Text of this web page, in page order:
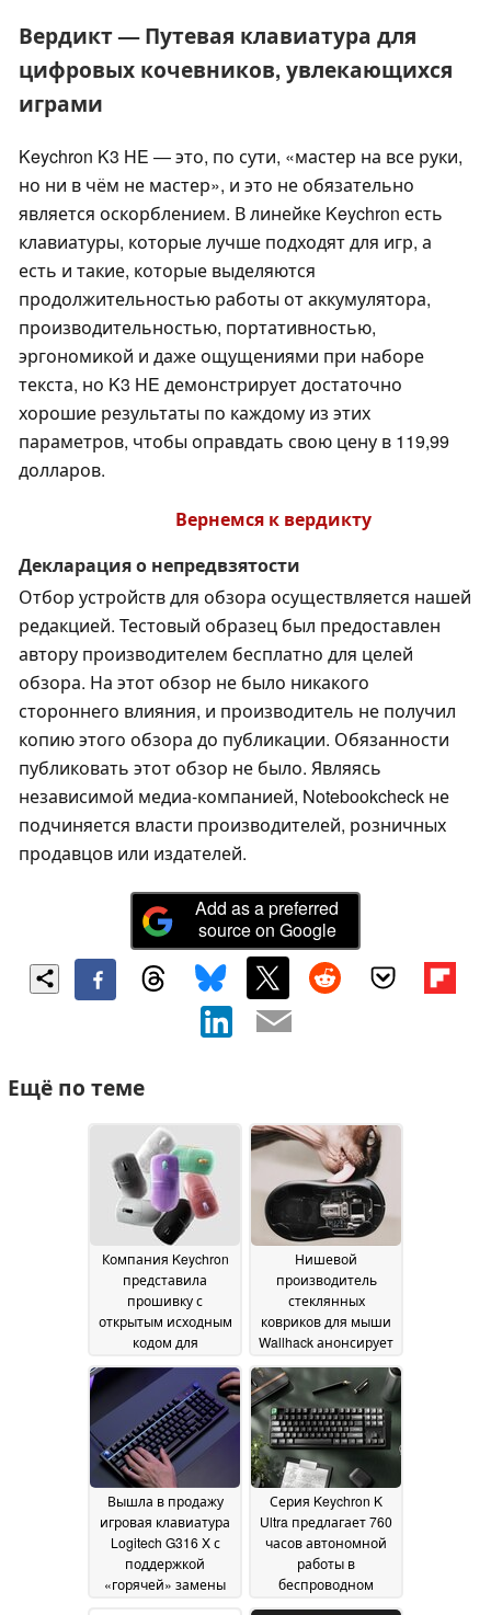
Вердикт — Путевая клавиатура для
цифровых кочевников, увлекающихся
играми
Keychron K3 HE — это, по сути, «мастер на все руки,
но ни в чём не мастер», и это не обязательно
является оскорблением. В линейке Keychron есть
клавиатуры, которые лучше подходят для игр, а
есть и такие, которые выделяются
продолжительностью работы от аккумулятора,
производительностью, портативностью,
эргономикой и даже ощущениями при наборе
текста, но K3 HE демонстрирует достаточно
хорошие результаты по каждому из этих
параметров, чтобы оправдать свою цену в 119,99
долларов.
Вернемся к вердикту
Декларация о непредвзятости
Отбор устройств для обзора осуществляется нашей
редакцией. Тестовый образец был предоставлен
автору производителем бесплатно для целей
обзора. На этот обзор не было никакого
стороннего влияния, и производитель не получил
копию этого обзора до публикации. Обязанности
публиковать этот обзор не было. Являясь
независимой медиа-компанией, Notebookcheck не
подчиняется власти производителей, розничных
продавцов или издателей.
Add as a preferred
source on Google
Ещё по теме
Компания Keychron
представила
прошивку с
открытым исходным
кодом для
выпуску игровой
мыши с магнитными
переключателями,
которая станет
конкурентом Logitech
29 July 2026
Нишевой
производитель
стеклянных
ковриков для мыши
Wallhack анонсирует
батареями и
клавиатуру
размером 65%22 July
2026
Вышла в продажу
игровая клавиатура
Logitech G316 X с
поддержкой
«горячей» замены
Серия Keychron K
Ultra предлагает 760
часов автономной
работы в
беспроводном